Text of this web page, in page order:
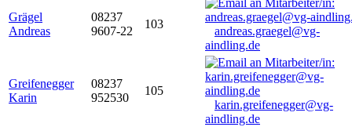
Grägel
Andreas
08237
9607-22
103
andreas.graegel@vg-
aindling.de
Greifenegger
Karin
08237
952530
105
karin.greifenegger@vg-
aindling.de